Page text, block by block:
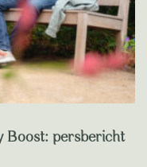
Boost: persbericht